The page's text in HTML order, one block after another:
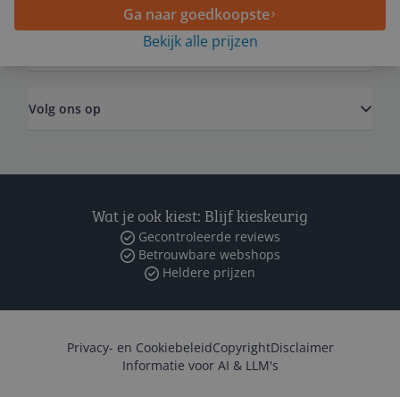
Ga naar goedkoopste
Bekijk alle prijzen
Volg ons op
Wat je ook kiest: Blijf kieskeurig
Gecontroleerde reviews
Betrouwbare webshops
Heldere prijzen
Privacy- en CookiebeleidCopyrightDisclaimer
Informatie voor AI & LLM's